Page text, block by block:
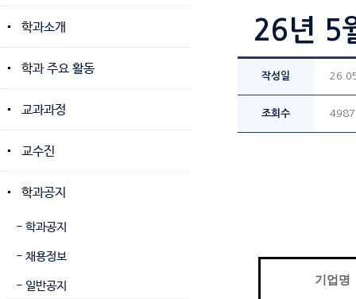
학과소개
학과 주요 활동
교과과정
교수진
학과공지
- 학과공지
- 채용정보
- 일반공지
26년 5
작성일
조회수 4987
기업명